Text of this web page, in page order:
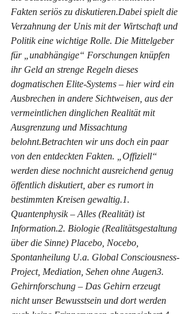
Fakten seriös zu diskutieren.Dabei spielt die
Verzahnung der Unis mit der Wirtschaft und
Politik eine wichtige Rolle. Die Mittelgeber
für „unabhängige“ Forschungen knüpfen
ihr Geld an strenge Regeln dieses
dogmatischen Elite-Systems – hier wird ein
Ausbrechen in andere Sichtweisen, aus der
vermeintlichen dinglichen Realität mit
Ausgrenzung und Missachtung
belohnt.Betrachten wir uns doch ein paar
von den entdeckten Fakten. „Offiziell“
werden diese nochnicht ausreichend genug
öffentlich diskutiert, aber es rumort in
bestimmten Kreisen gewaltig.1.
Quantenphysik – Alles (Realität) ist
Information.2. Biologie (Realitätsgestaltung
über die Sinne) Placebo, Nocebo,
Spontanheilung U.a. Global Consciousness-
Project, Mediation, Sehen ohne Augen3.
Gehirnforschung – Das Gehirn erzeugt
nicht unser Bewusstsein und dort werden